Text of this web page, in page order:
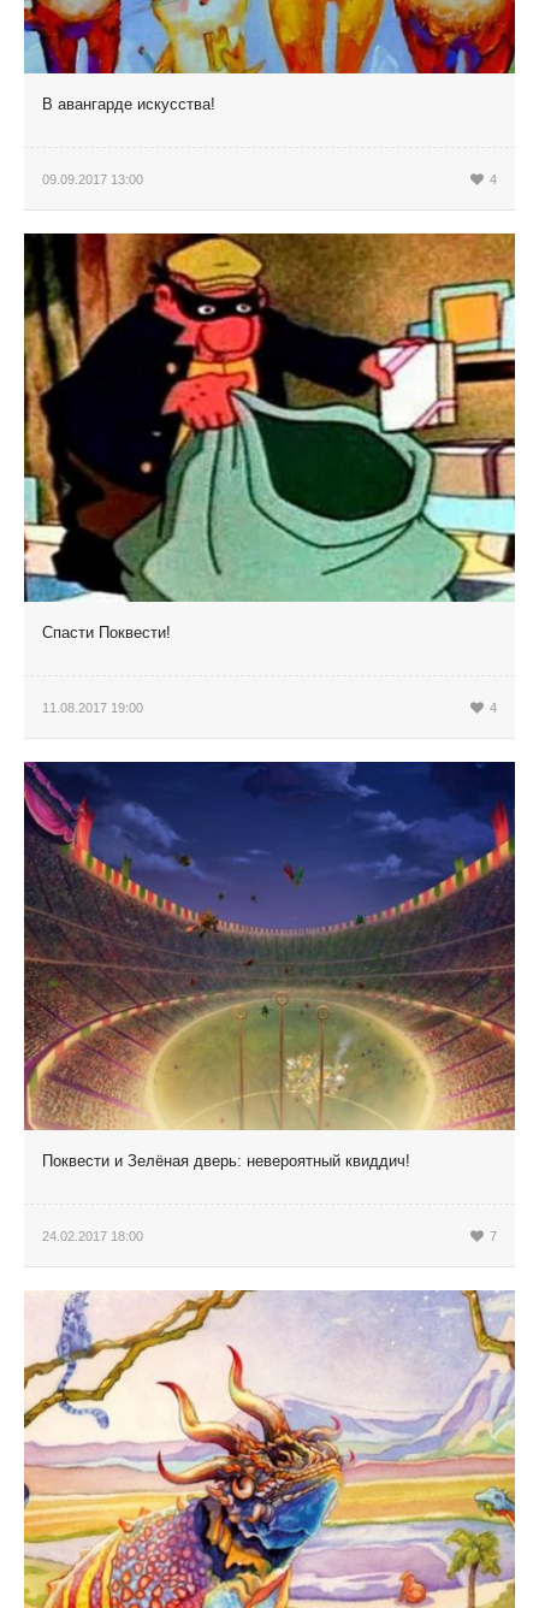
В авангарде искусства!
09.09.2017 13:00 4
Спасти Поквести!
11.08.2017 19:00 4
Поквести и Зелёная дверь: невероятный квиддич!
24.02.2017 18:00 7